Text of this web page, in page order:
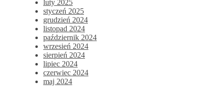
luty 2025
styczeń 2025
grudzień 2024
listopad 2024
październik 2024
wrzesień 2024
sierpień 2024
lipiec 2024
czerwiec 2024
maj 2024